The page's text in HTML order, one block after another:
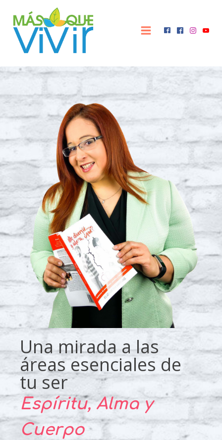
Una mirada a las
áreas esenciales de
tu ser
Espíritu, Alma y
Cuerpo